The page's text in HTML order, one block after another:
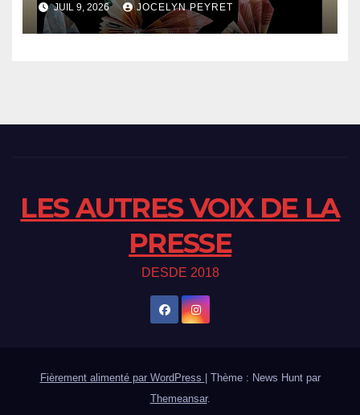
JUIL 9, 2026 JOCELYN PEYRET
LES AUTRES VOIX DE LA
PRESSE
DESDE 2018
Fièrement alimenté par WordPress
Thème : News Hunt par
Themeansar.